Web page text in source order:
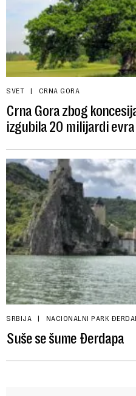
SVET CRNA GORA
Crna Gora zbog
izgubila 20 milijardi evra
SRBIJA NACIONALNI PARK
Suše se šume Đerdapa